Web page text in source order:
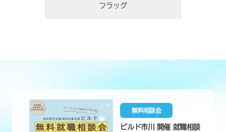
フラッグ
無料相談会
ビルド市川 開催 就職相談